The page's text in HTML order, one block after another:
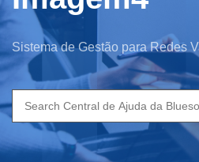
Sistema de Gestão para Redes
Search
for: